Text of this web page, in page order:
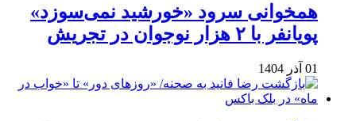
همخوانی سرود «خورشید نمی‌سوزد»
پویانفر با ۲ هزار نوجوان در تجریش
01 آذر 1404